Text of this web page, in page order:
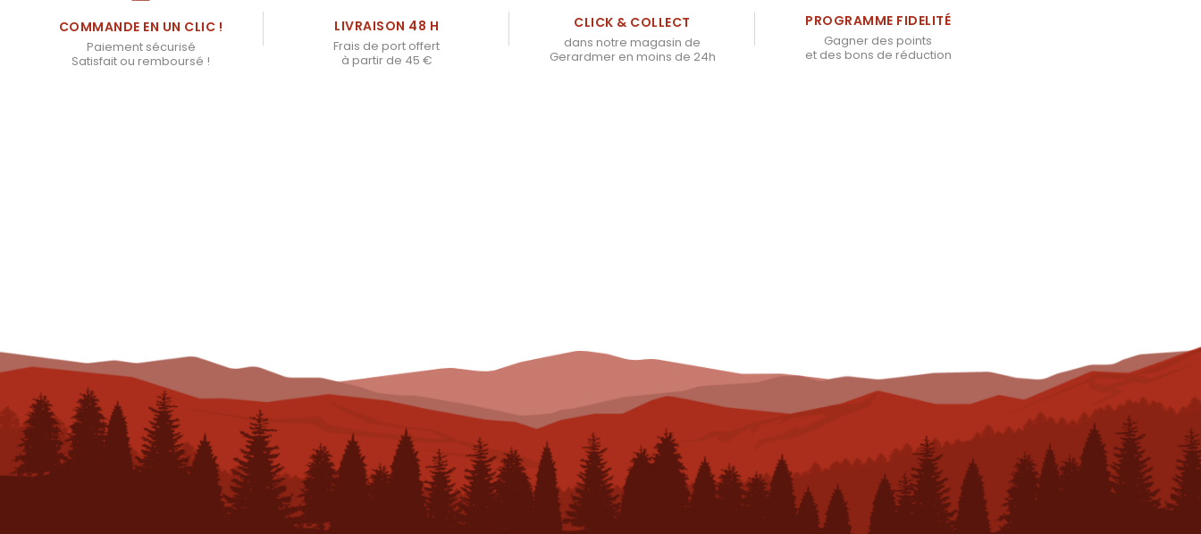
COMMANDE EN UN CLIC !
Paiement sécurisé
Satisfait ou remboursé !
LIVRAISON 48 H
Frais de port offert
à partir de 45 €
CLICK & COLLECT
dans notre magasin de
Gerardmer en moins de 24h
PROGRAMME FIDELITÉ
Gagner des points
et des bons de réduction